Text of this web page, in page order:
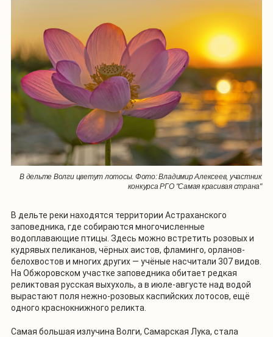
В дельте Волги цветут лотосы. Фото: Владимир Алексеев, участник
конкурса РГО "Самая красивая страна"
В дельте реки находятся территории Астраханского
заповедника, где собираются многочисленные
водоплавающие птицы. Здесь можно встретить розовых и
кудрявых пеликанов, чёрных аистов, фламинго, орланов-
белохвостов и многих других — учёные насчитали 307 видов.
На Обжоровском участке заповедника обитает редкая
реликтовая русская выхухоль, а в июле-августе над водой
вырастают поля нежно-розовых каспийских лотосов, ещё
одного краснокнижного реликта.
Самая большая излучина Волги, Самарская Лука, стала